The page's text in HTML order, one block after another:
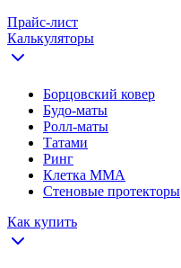
Прайс-лист
Калькуляторы
Борцовский ковер
Будо-маты
Ролл-маты
Татами
Ринг
Клетка ММА
Стеновые протекторы
Как купить